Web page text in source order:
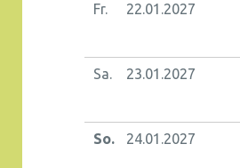
Fr. 22.01.2027
Sa. 23.01.2027
So. 24.01.2027